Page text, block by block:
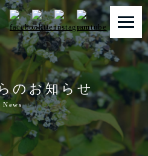
のお知らせ
News
プページ
たとは
のこだわり
だより